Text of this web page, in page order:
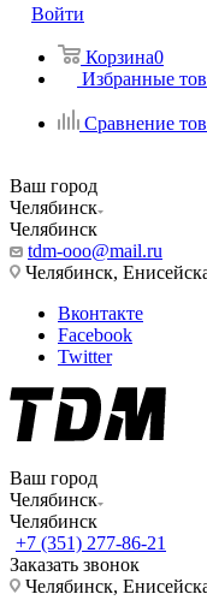
Войти
Корзина0
Избранные
Сравнение
Ваш город
Челябинск
Челябинск
tdm-ooo@mail.ru
Челябинск,
Вконтакте
Facebook
Twitter
Ваш город
Челябинск
Челябинск
+7 (351) 277-86-21
Заказать звонок
Челябинск,